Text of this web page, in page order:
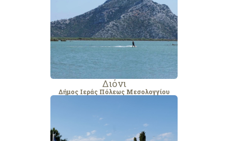
Διόνι
Δήμος Ιεράς Πόλεως Μεσολογγίου